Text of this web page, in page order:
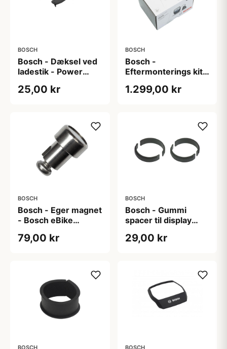
BOSCH
Bosch - Dæksel ved
ladestik - Power
25,00 kr
BOSCH
Bosch -
Eftermonterings kit
1.299,00 kr
BOSCH
Bosch - Eger magnet
- Bosch eBike
79,00 kr
BOSCH
Bosch - Gummi
spacer til display
Intuvia og Nyon
29,00 kr
BOSCH BOSCH